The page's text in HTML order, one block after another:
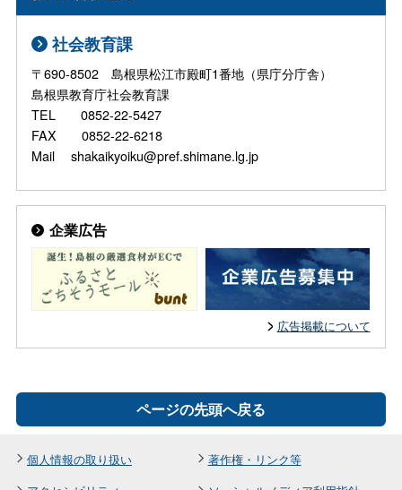
社会教育課
〒690-8502 島根県松江市殿町1番地（県庁分庁舎）
島根県教育庁社会教育課
TEL 0852-22-5427
FAX 0852-22-6218
Mail shakaikyoiku@pref.shimane.lg.jp
企業広告
広告掲載について
ページの先頭へ戻る
個人情報の取り扱い
著作権・リンク等